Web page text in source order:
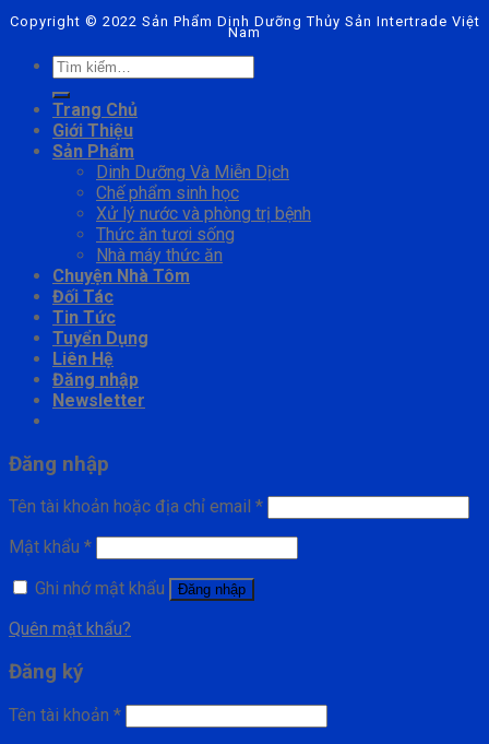
Copyright © 2022 Sản Phẩm Dinh Dưỡng Thủy Sản Intertrade Việt
Nam
Tìm
kiếm:
Trang Chủ
Giới Thiệu
Sản Phẩm
Dinh Dưỡng Và Miễn Dịch
Chế phẩm sinh học
Xử lý nước và phòng trị bệnh
Thức ăn tươi sống
Nhà máy thức ăn
Chuyện Nhà Tôm
Đối Tác
Tin Tức
Tuyển Dụng
Liên Hệ
Đăng nhập
Newsletter
Đăng nhập
Tên tài khoản hoặc địa chỉ email *
Mật khẩu *
Ghi nhớ mật khẩu
Đăng nhập
Quên mật khẩu?
Đăng ký
Tên tài khoản *